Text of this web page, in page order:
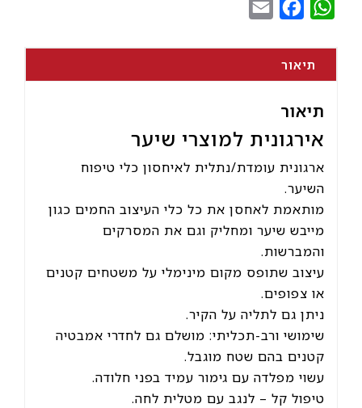
WhatsApp
Facebook
תיאור
תיאור
אירגונית למוצרי שיער
ארגונית עומדת/נתלית לאיחסון כלי טיפוח
השיער.
מותאמת לאחסן את כל כלי העיצוב החמים כגון
מייבש שיער ומחליק וגם את המסרקים
והמברשות.
עיצוב שתופס מקום מינימלי על משטחים קטנים
או צפופים.
ניתן גם לתליה על הקיר.
שימושי ורב-תכליתי: מושלם גם לחדרי אמבטיה
קטנים בהם שטח מוגבל.
עשוי מפלדה עם גימור עמיד בפני חלודה.
טיפול קל – לנגב עם מטלית לחה.